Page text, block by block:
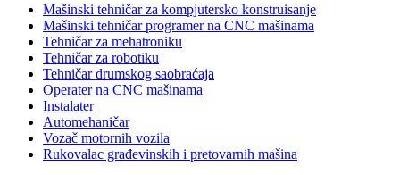
Mašinski tehničar za kompjutersko konstruisanje
Mašinski tehničar programer na CNC mašinama
Tehničar za mehatroniku
Tehničar za robotiku
Tehničar drumskog saobraćaja
Operater na CNC mašinama
Instalater
Automehaničar
Vozač motornih vozila
Rukovalac građevinskih i pretovarnih mašina